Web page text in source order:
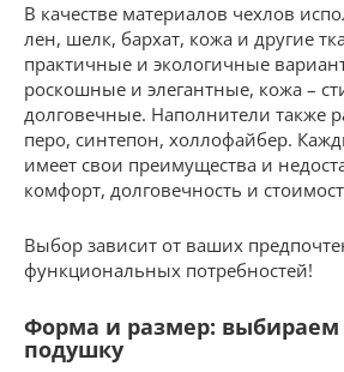
В качестве материалов чехлов
лен, шелк, бархат, кожа и другие
практичные и экологичные
роскошные и элегантные, кожа –
долговечные. Наполнители также
перо, синтепон, холлофайбер.
имеет свои преимущества и
комфорт, долговечность и
Выбор зависит от ваших
функциональных потребностей!
Форма и размер:
подушку